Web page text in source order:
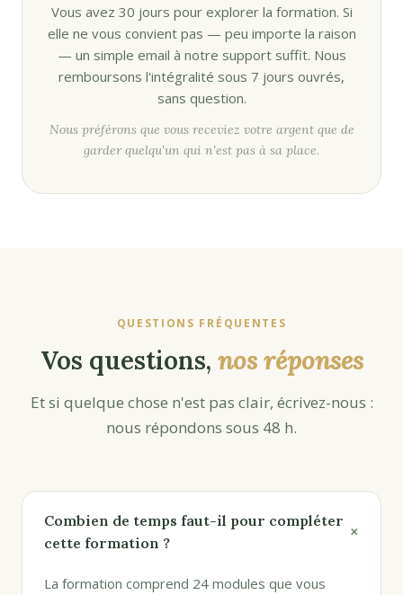
Vous avez 30 jours pour explorer la formation. Si
elle ne vous convient pas — peu importe la raison
— un simple email à notre support suffit. Nous
remboursons l'intégralité sous 7 jours ouvrés,
sans question.
Nous préférons que vous receviez votre argent que de
garder quelqu'un qui n'est pas à sa place.
QUESTIONS FRÉQUENTES
Vos questions, nos réponses
Et si quelque chose n'est pas clair, écrivez-nous :
nous répondons sous 48 h.
Combien de temps faut-il pour compléter
cette formation ?
+
La formation comprend 24 modules que vous